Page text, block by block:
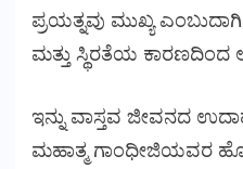
ಪ್ರಯತ್ನವು ಮುಖ್ಯ
ಮತ್ತು ಸ್ಥಿರತೆಯ ಕಾರಣದಿಂದ
ಇನ್ನು ವಾಸ್ತವ ಜೀವನದ
ಮಹಾತ್ಮ ಗಾಂಧೀಜಿಯವರ